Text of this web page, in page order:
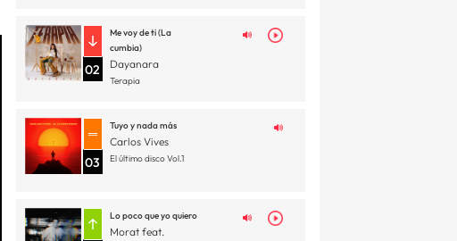
02
Me voy de ti (La
cumbia)
Dayanara
Terapia
03
Tuyo y nada más
Carlos Vives
El último disco Vol.1
Lo poco que yo quiero
Morat feat.